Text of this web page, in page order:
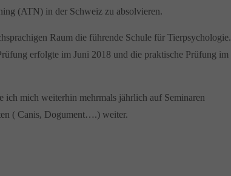
(ATN) in der Schweiz zu absolvieren.
Raum die führende Schule für Tierpsychologie.
erfolgte im Juni 2018 und die praktische Prüfung im
ich mich weiterhin mehrmals jährlich auf Seminaren
( Canis, Dogument….) weiter.